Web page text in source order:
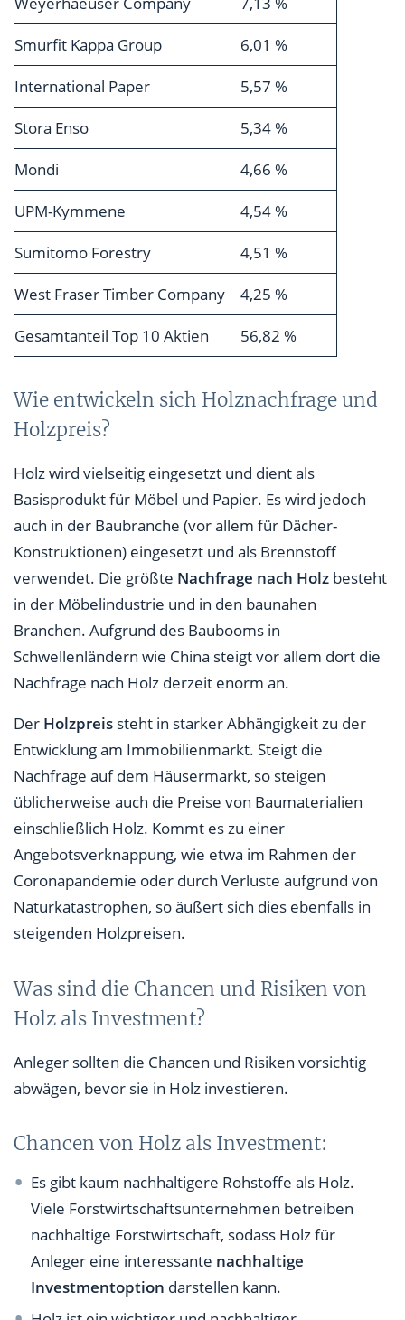
Smurfit Kappa Group
6,01 %
International Paper
5,57 %
Stora Enso
5,34 %
Mondi
4,66 %
UPM-Kymmene
4,54 %
Sumitomo Forestry
4,51 %
West Fraser Timber Company
4,25 %
Gesamtanteil Top 10 Aktien
56,82 %
Wie entwickeln sich Holznachfrage und
Holzpreis?
Holz wird vielseitig eingesetzt und dient als
Basisprodukt für Möbel und Papier. Es wird jedoch
auch in der Baubranche (vor allem für Dächer-
Konstruktionen) eingesetzt und als Brennstoff
verwendet. Die größte Nachfrage nach Holz besteht
in der Möbelindustrie und in den baunahen
Branchen. Aufgrund des Baubooms in
Schwellenländern wie China steigt vor allem dort die
Nachfrage nach Holz derzeit enorm an.
Der Holzpreis steht in starker Abhängigkeit zu der
Entwicklung am Immobilienmarkt. Steigt die
Nachfrage auf dem Häusermarkt, so steigen
üblicherweise auch die Preise von Baumaterialien
einschließlich Holz. Kommt es zu einer
Angebotsverknappung, wie etwa im Rahmen der
Coronapandemie oder durch Verluste aufgrund von
Naturkatastrophen, so äußert sich dies ebenfalls in
steigenden Holzpreisen.
Was sind die Chancen und Risiken von
Holz als Investment?
Anleger sollten die Chancen und Risiken vorsichtig
abwägen, bevor sie in Holz investieren.
Chancen von Holz als Investment:
Es gibt kaum nachhaltigere Rohstoffe als Holz.
Viele Forstwirtschaftsunternehmen betreiben
nachhaltige Forstwirtschaft, sodass Holz für
Anleger eine interessante nachhaltige
Investmentoption darstellen kann.